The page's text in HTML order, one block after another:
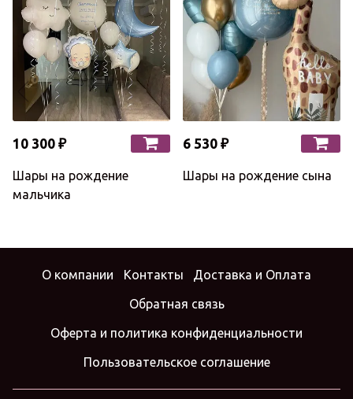
10 300 ₽
Шары на рождение
мальчика
6 530 ₽
Шары на рождение сына
О компании Контакты Доставка и Оплата
Обратная связь
Оферта и политика конфиденциальности
Пользовательское соглашение